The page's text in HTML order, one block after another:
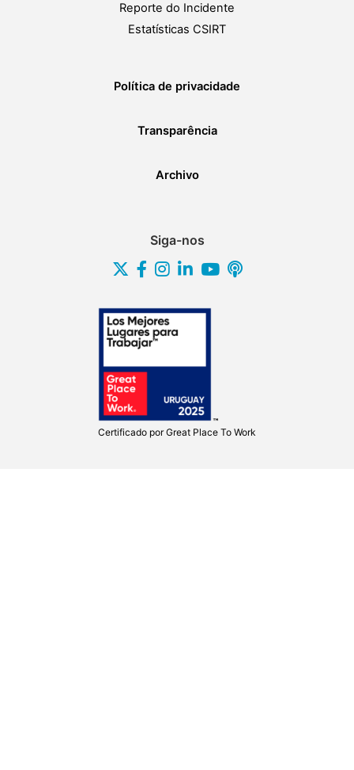
Reporte do Incidente
Estatísticas CSIRT
Política de privacidade
Transparência
Archivo
Siga-nos
Certificado porGreat Place To Work